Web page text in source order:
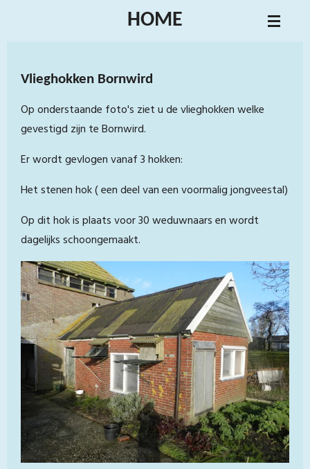
HOME
Vlieghokken Bornwird
Op onderstaande foto's ziet u de vlieghokken welke
gevestigd zijn te Bornwird.
Er wordt gevlogen vanaf 3 hokken:
Het stenen hok ( een deel van een voormalig jongveestal)
Op dit hok is plaats voor 30 weduwnaars en wordt
dagelijks schoongemaakt.